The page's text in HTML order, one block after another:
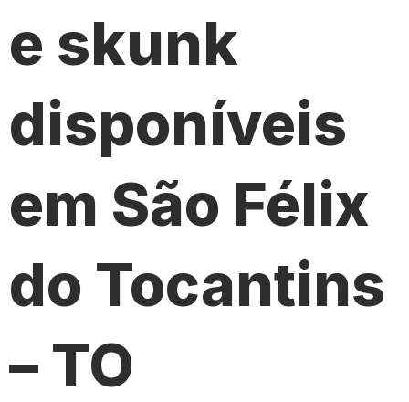
e skunk
disponíveis
em São Félix
do Tocantins
– TO